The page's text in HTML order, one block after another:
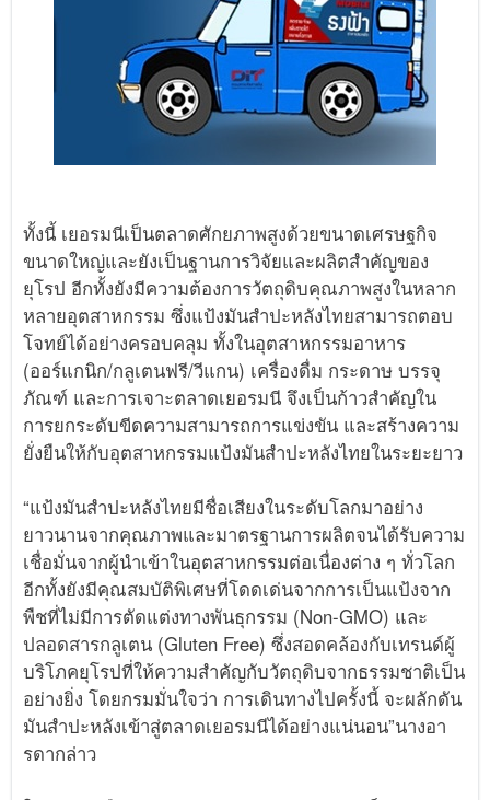
ทั้งนี้ เยอรมนีเป็นตลาดศักยภาพสูงด้วยขนาดเศรษฐกิจ
ขนาดใหญ่และยังเป็นฐานการวิจัยและผลิตสำคัญของ
ยุโรป อีกทั้งยังมีความต้องการวัตถุดิบคุณภาพสูงในหลาก
หลายอุตสาหกรรม ซึ่งแป้งมันสำปะหลังไทยสามารถตอบ
โจทย์ได้อย่างครอบคลุม ทั้งในอุตสาหกรรมอาหาร
(ออร์แกนิก/กลูเตนฟรี/วีแกน) เครื่องดื่ม กระดาษ บรรจุ
ภัณฑ์ และการเจาะตลาดเยอรมนี จึงเป็นก้าวสำคัญใน
การยกระดับขีดความสามารถการแข่งขัน และสร้างความ
ยั่งยืนให้กับอุตสาหกรรมแป้งมันสำปะหลังไทยในระยะยาว
“แป้งมันสำปะหลังไทยมีชื่อเสียงในระดับโลกมาอย่าง
ยาวนานจากคุณภาพและมาตรฐานการผลิตจนได้รับความ
เชื่อมั่นจากผู้นำเข้าในอุตสาหกรรมต่อเนื่องต่าง ๆ ทั่วโลก
อีกทั้งยังมีคุณสมบัติพิเศษที่โดดเด่นจากการเป็นแป้งจาก
พืชที่ไม่มีการตัดแต่งทางพันธุกรรม (Non-GMO) และ
ปลอดสารกลูเตน (Gluten Free) ซึ่งสอดคล้องกับเทรนด์ผู้
บริโภคยุโรปที่ให้ความสำคัญกับวัตถุดิบจากธรรมชาติเป็น
อย่างยิ่ง โดยกรมมั่นใจว่า การเดินทางไปครั้งนี้ จะผลักดัน
มันสำปะหลังเข้าสู่ตลาดเยอรมนีได้อย่างแน่นอน”นางอา
รดากล่าว